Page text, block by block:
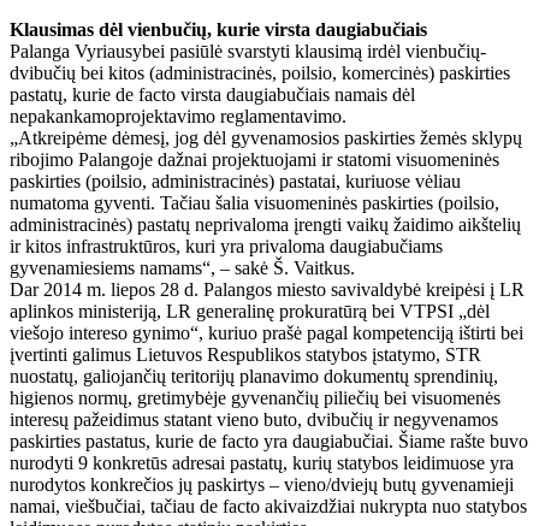
Klausimas dėl vienbučių, kurie virsta daugiabučiais
Palanga Vyriausybei pasiūlė svarstyti klausimą irdėl vienbučių-
dvibučių bei kitos (administracinės, poilsio, komercinės) paskirties
pastatų, kurie de facto virsta daugiabučiais namais dėl
nepakankamoprojektavimo reglamentavimo.
„Atkreipėme dėmesį, jog dėl gyvenamosios paskirties žemės sklypų
ribojimo Palangoje dažnai projektuojami ir statomi visuomeninės
paskirties (poilsio, administracinės) pastatai, kuriuose vėliau
numatoma gyventi. Tačiau šalia visuomeninės paskirties (poilsio,
administracinės) pastatų neprivaloma įrengti vaikų žaidimo aikštelių
ir kitos infrastruktūros, kuri yra privaloma daugiabučiams
gyvenamiesiems namams“, – sakė Š. Vaitkus.
Dar 2014 m. liepos 28 d. Palangos miesto savivaldybė kreipėsi į LR
aplinkos ministeriją, LR generalinę prokuratūrą bei VTPSI „dėl
viešojo intereso gynimo“, kuriuo prašė pagal kompetenciją ištirti bei
įvertinti galimus Lietuvos Respublikos statybos įstatymo, STR
nuostatų, galiojančių teritorijų planavimo dokumentų sprendinių,
higienos normų, gretimybėje gyvenančių piliečių bei visuomenės
interesų pažeidimus statant vieno buto, dvibučių ir negyvenamos
paskirties pastatus, kurie de facto yra daugiabučiai. Šiame rašte buvo
nurodyti 9 konkretūs adresai pastatų, kurių statybos leidimuose yra
nurodytos konkrečios jų paskirtys – vieno/dviejų butų gyvenamieji
namai, viešbučiai, tačiau de facto akivaizdžiai nukrypta nuo statybos